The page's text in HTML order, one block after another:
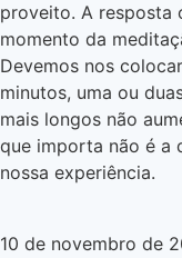
proveito. A resposta
momento da
Devemos nos
minutos, uma ou
mais longos não
que importa não é a
nossa experiência.
10 de novembro de